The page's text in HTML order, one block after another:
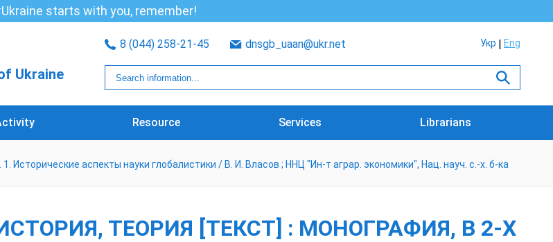
starts with you, remember!
Ukraine
8 (044) 258-21-45 dnsgb_uaan@ukr.net Укр Eng
Resource Services Librarians
Исторические аспекты науки глобалистики / В. И. Власов ; ННЦ "Ин-т аграр. экономики", Нац. науч. с.-х. б-ка
ТЕОРИЯ [ТЕКСТ] : МОНОГРАФИЯ, В 2-Х